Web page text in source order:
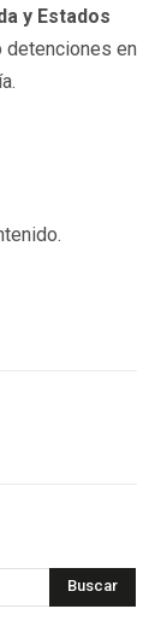
y Estados
detenciones en
Buscar